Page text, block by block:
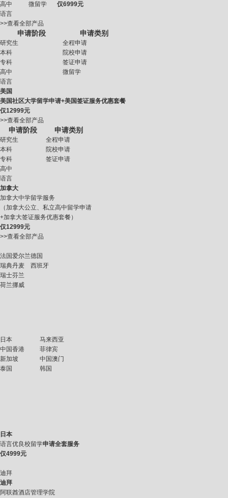
仅6999元
高中
微留学
语言
>>查看全部产品
申请阶段 申请类别
研究生
全程申请
本科
院校申请
专科
签证申请
高中
微留学
语言
美国
美国社区大学留学申请+美国签证服务优惠套餐
仅12999元
>>查看全部产品
申请阶段 申请类别
研究生
全程申请
本科
院校申请
专科
签证申请
高中
语言
加拿大
加拿大中学留学服务
（加拿大公立、私立高中留学申请
+加拿大签证服务优惠套餐）
仅12999元
>>查看全部产品
法国爱尔兰德国
瑞典丹麦
西班牙
瑞士芬兰
荷兰挪威
日本
马来西亚
中国香港
菲律宾
新加坡
中国澳门
泰国
韩国
日本
语言优良校留学申请全套服务
仅4999元
迪拜
迪拜
阿联酋酒店管理学院